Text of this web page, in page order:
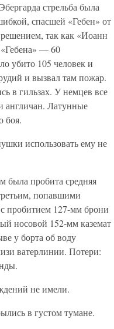
стрельба была
спасшей «Гебен» от
так как «Иоанн
— 60
убито 105 человек и
и вызвал там пожар.
в гильзах. У немцев все
англичан. Латунные
боя.
использовать ему не
была пробита средняя
попавшими
пробитием 127-мм брони
носовой 152-мм каземат
у борта об воду
ватерлинии. Потери:
не имели.
в густом тумане.